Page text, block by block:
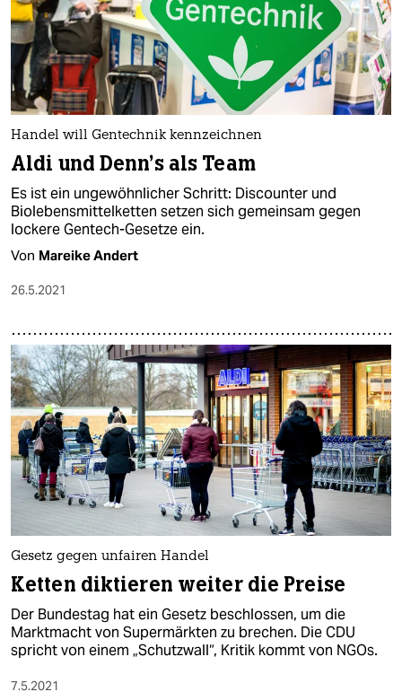
Handel will Gentechnik kennzeichnen
Aldi und Denn's als Team
Es ist ein ungewöhnlicher Schritt: Discounter und
Biolebensmittelketten setzen sich gemeinsam gegen
lockere Gentech-Gesetze ein.
Von Mareike Andert
26.5.2021
Gesetz gegen unfairen Handel
Ketten diktieren weiter die Preise
Der Bundestag hat ein Gesetz beschlossen, um die
Marktmacht von Supermärkten zu brechen. Die CDU
spricht von einem „Schutzwall“, Kritik kommt von NGOs.
7.5.2021